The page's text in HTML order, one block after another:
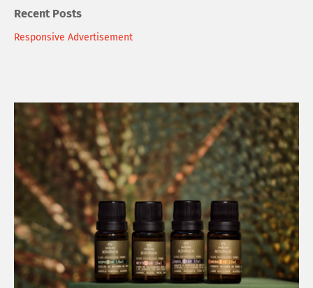
Recent Posts
Responsive Advertisement